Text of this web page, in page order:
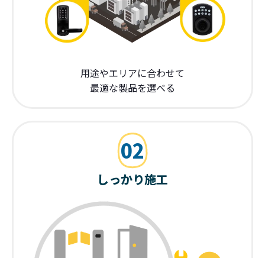
用途やエリアに合わせて
最適な製品を選べる
02
しっかり施工